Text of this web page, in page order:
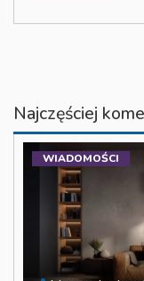
Najczęściej
WIADOMOŚCI